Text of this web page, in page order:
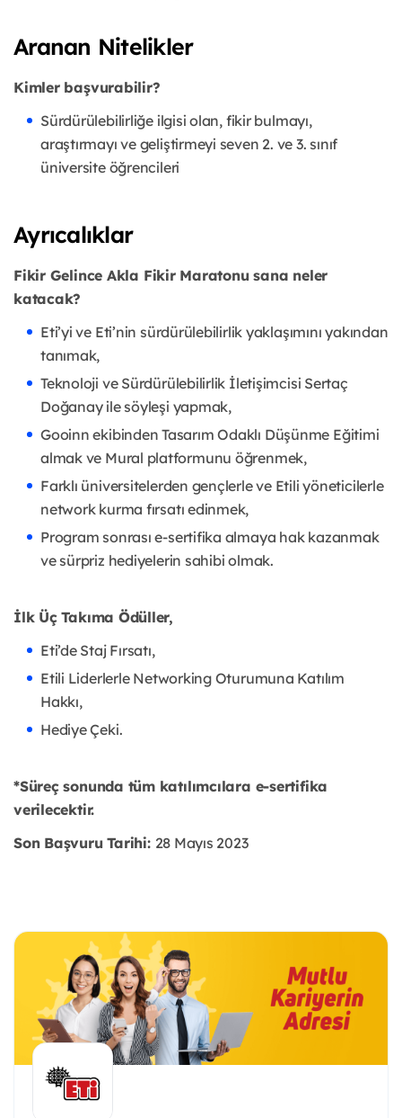
Aranan Nitelikler
Kimler başvurabilir?
Sürdürülebilirliğe ilgisi olan, fikir bulmayı,
araştırmayı ve geliştirmeyi seven 2. ve 3. sınıf
üniversite öğrencileri
Ayrıcalıklar
Fikir Gelince Akla Fikir Maratonu sana neler
katacak?
Eti’yi ve Eti’nin sürdürülebilirlik yaklaşımını yakından
tanımak,
Teknoloji ve Sürdürülebilirlik İletişimcisi Sertaç
Doğanay ile söyleşi yapmak,
Gooinn ekibinden Tasarım Odaklı Düşünme Eğitimi
almak ve Mural platformunu öğrenmek,
Farklı üniversitelerden gençlerle ve Etili yöneticilerle
network kurma fırsatı edinmek,
Program sonrası e-sertifika almaya hak kazanmak
ve sürpriz hediyelerin sahibi olmak.
İlk Üç Takıma Ödüller,
Eti’de Staj Fırsatı,
Etili Liderlerle Networking Oturumuna Katılım
Hakkı,
Hediye Çeki.
*Süreç sonunda tüm katılımcılara e-sertifika
verilecektir.
Son Başvuru Tarihi: 28 Mayıs 2023